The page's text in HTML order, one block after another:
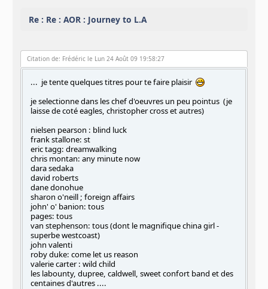
Re : Re : AOR : Journey to L.A
Citation de: Frédéric le Lun 24 Août 09 19:58:27
... je tente quelques titres pour te faire plaisir
je selectionne dans les chef d'oeuvres un peu pointus (je
laisse de coté eagles, christopher cross et autres)
nielsen pearson : blind luck
frank stallone: st
eric tagg: dreamwalking
chris montan: any minute now
dara sedaka
david roberts
dane donohue
sharon o'neill ; foreign affairs
john' o' banion: tous
pages: tous
van stephenson: tous (dont le magnifique china girl -
superbe westcoast)
john valenti
roby duke: come let us reason
valerie carter : wild child
les labounty, dupree, caldwell, sweet confort band et des
centaines d'autres ....